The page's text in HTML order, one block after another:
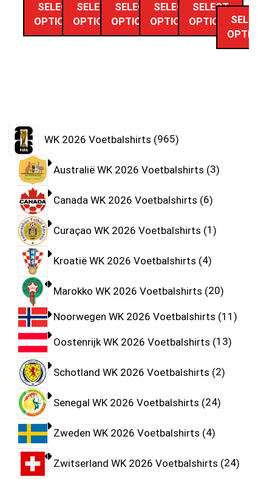
SELECT
OPTIONS
SELECT
OPTIONS
SELECT
OPTIONS
SELECT
OPTIONS
SELECT
OPTIONSSELECT
OPTIONS
WK 2026 Voetbalshirts 965
Australië WK 2026 Voetbalshirts 3
Canada WK 2026 Voetbalshirts 6
Curaçao WK 2026 Voetbalshirts 1
Kroatië WK 2026 Voetbalshirts 4
Marokko WK 2026 Voetbalshirts 20
Noorwegen WK 2026 Voetbalshirts 11
Oostenrijk WK 2026 Voetbalshirts 13
Schotland WK 2026 Voetbalshirts 2
Senegal WK 2026 Voetbalshirts 24
Zweden WK 2026 Voetbalshirts 4
Zwitserland WK 2026 Voetbalshirts 24